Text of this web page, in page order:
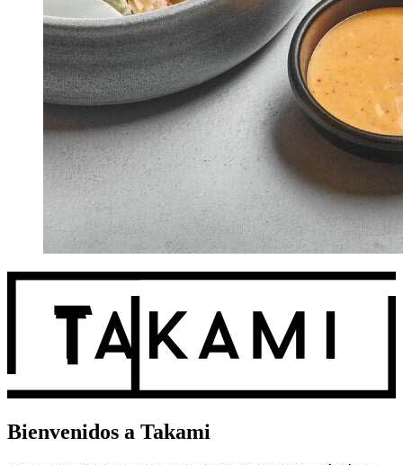
Bienvenidos a Takami